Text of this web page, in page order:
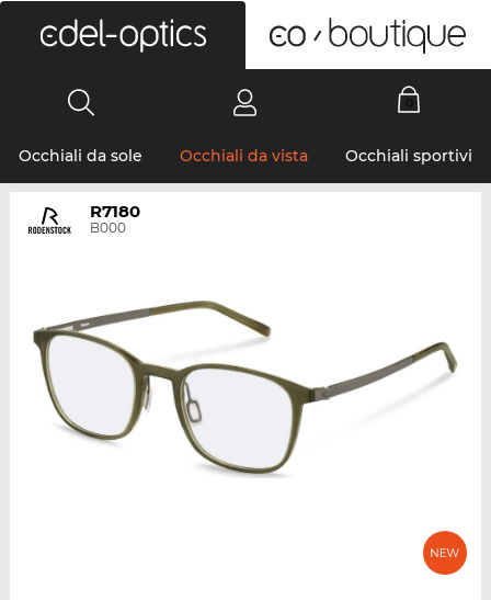
Occhiali da sole Occhiali da vista Occhiali sportivi
R7180
B000